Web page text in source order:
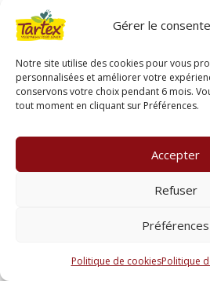
Gérer le
Notre site utilise des cookies pour vous
personnalisées et améliorer votre
conservons votre choix pendant 6 mois.
tout moment en cliquant sur Préférences.
Accepter
Refuser
Préférences
Politique de cookiesPolitique
Facebook
Ecotone
www.consignesdetri.fr